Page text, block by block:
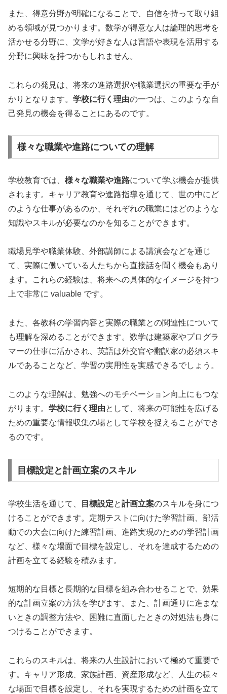
また、得意分野が明確になることで、自信を持って取り組
める領域が見つかります。数学が得意な人は論理的思考を
活かせる分野に、文学が好きな人は言語や表現を活用する
分野に興味を持つかもしれません。
これらの発見は、将来の進路選択や職業選択の重要な手が
かりとなります。 学校に行く理由の一つは、このような自
己発見の機会を得ることにあるのです。
様々な職業や進路についての理解
学校教育では、 様々な職業や進路について学ぶ機会が提供
されます。キャリア教育や進路指導を通じて、世の中にど
のような仕事があるのか、それぞれの職業にはどのような
知識やスキルが必要なのかを知ることができます。
職場見学や職業体験、外部講師による講演会などを通じ
て、実際に働いている人たちから直接話を聞く機会もあり
ます。これらの経験は、将来への具体的なイメージを持つ
上で非常に valuable です。
また、各教科の学習内容と実際の職業との関連性について
も理解を深めることができます。数学は建築家やプログラ
マーの仕事に活かされ、英語は外交官や翻訳家の必須スキ
ルであることなど、学習の実用性を実感できるでしょう。
このような理解は、勉強へのモチベーション向上にもつな
がります。 学校に行く理由として、将来の可能性を広げる
ための重要な情報収集の場として学校を捉えることができ
るのです。
目標設定と計画立案のスキル
学校生活を通じて、 目標設定と計画立案のスキルを身につ
けることができます。定期テストに向けた学習計画、部活
動での大会に向けた練習計画、進路実現のための学習計画
など、様々な場面で目標を設定し、それを達成するための
計画を立てる経験を積みます。
短期的な目標と長期的な目標を組み合わせることで、効果
的な計画立案の方法を学びます。また、計画通りに進まな
いときの調整方法や、困難に直面したときの対処法も身に
つけることができます。
これらのスキルは、将来の人生設計において極めて重要で
す。キャリア形成、家族計画、資産形成など、人生の様々
な場面で目標を設定し、それを実現するための計画を立て